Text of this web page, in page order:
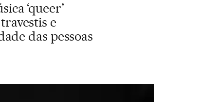
‘queer’
e
das pessoas